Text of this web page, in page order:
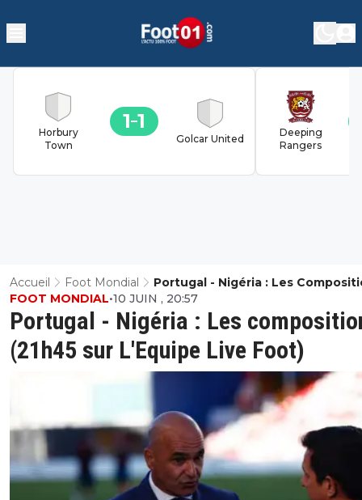
Horbury
Town
1 1
Golcar United
Deeping
Rangers
Accueil Foot Mondial
Portugal - Nigéria : Les
(21h45 Sur L'Equipe Live Foot)
Portugal - Nigéria : Les
(21h45 sur L'Equipe Live Foot)
FOOT MONDIAL•10 JUIN , 20:57